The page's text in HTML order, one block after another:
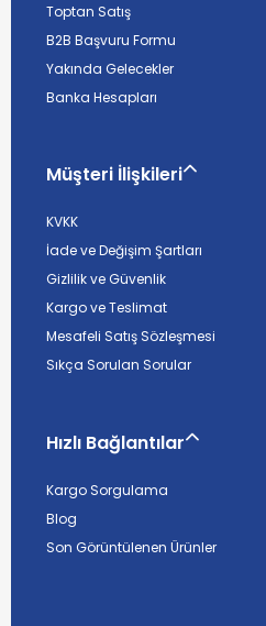
Toptan Satış
B2B Başvuru Formu
Yakında Gelecekler
Banka Hesapları
Müşteri İlişkileri
KVKK
İade ve Değişim Şartları
Gizlilik ve Güvenlik
Kargo ve Teslimat
Mesafeli Satış Sözleşmesi
Sıkça Sorulan Sorular
Hızlı Bağlantılar
Kargo Sorgulama
Blog
Son Görüntülenen Ürünler